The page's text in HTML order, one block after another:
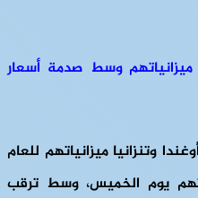
وسط صدمة أسعار
وتنزانيا ميزانياتهم للعام
إلى برلماناتهم يوم الخميس، وسط ترقب